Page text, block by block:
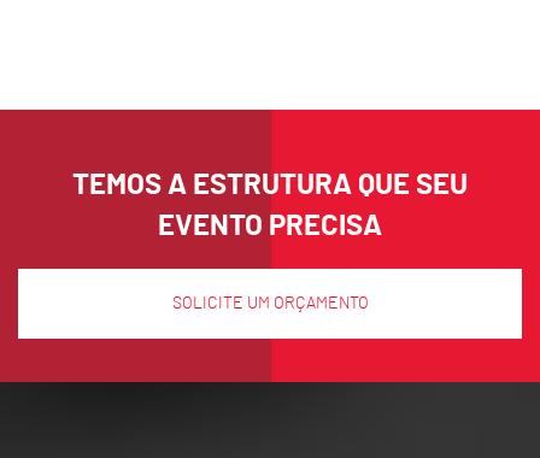
TEMOS A ESTRUTURA QUE SEU
EVENTO PRECISA
SOLICITE UM ORÇAMENTO